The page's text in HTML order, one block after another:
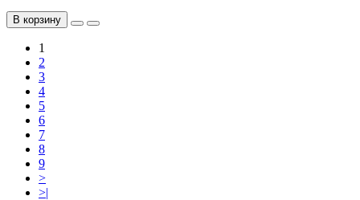
В корзину
1
2
3
4
5
6
7
8
9
>
>|